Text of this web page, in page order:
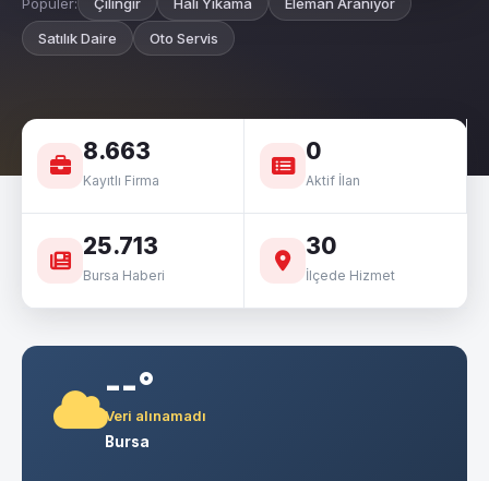
Satılık Daire
Oto Servis
8.663
Kayıtlı Firma
0
Aktif İlan
25.713
Bursa Haberi
30
İlçede Hizmet
--°
Veri alınamadı
Bursa